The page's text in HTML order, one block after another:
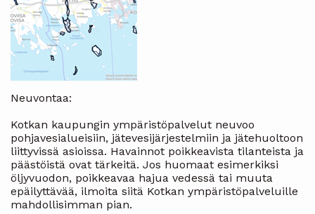
Neuvontaa:
Kotkan kaupungin ympäristöpalvelut neuvoo
pohjavesialueisiin, jätevesijärjestelmiin ja jätehuoltoon
liittyvissä asioissa. Havainnot poikkeavista tilanteista ja
päästöistä ovat tärkeitä. Jos huomaat esimerkiksi
öljyvuodon, poikkeavaa hajua vedessä tai muuta
epäilyttävää, ilmoita siitä Kotkan ympäristöpalveluille
mahdollisimman pian.